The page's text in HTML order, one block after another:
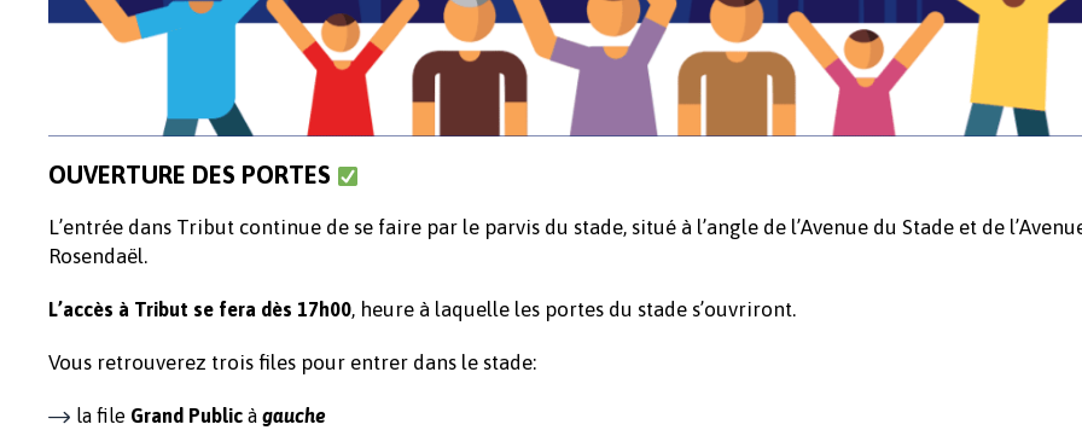
OUVERTURE DES PORTES
L’entrée dans Tribut continue de se faire par le parvis du stade, situé à l’angle de l’Avenue du Stade et de
Rosendaël.
L’accès à Tribut se fera dès 17h00, heure à laquelle les portes du stade s’ouvriront.
Vous retrouverez trois files pour entrer dans le stade:
la file Grand Public à gauche